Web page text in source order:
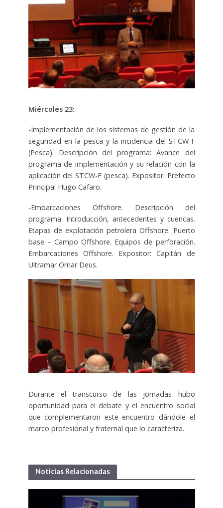
Miércoles 23:
-Implementación de los sistemas de gestión de la
seguridad en la pesca y la incidencia del STCW-F
(Pesca). Descripción del programa: Avance del
programa de implementación y su relación con la
aplicación del STCW-F (pesca). Expositor: Prefecto
Principal Hugo Cafaro.
-Embarcaciones Offshore. Descripción del
programa: Introducción, antecedentes y cuencas.
Etapas de explotación petrolera Offshore. Puerto
base – Campo Offshore. Equipos de perforación.
Embarcaciones Offshore. Expositor: Capitán de
Ultramar Omar Deus.
Durante el transcurso de las jornadas hubo
oportunidad para el debate y el encuentro social
que complementaron este encuentro dándole el
marco profesional y fraternal que lo caracteriza.
Noticias Relacionadas